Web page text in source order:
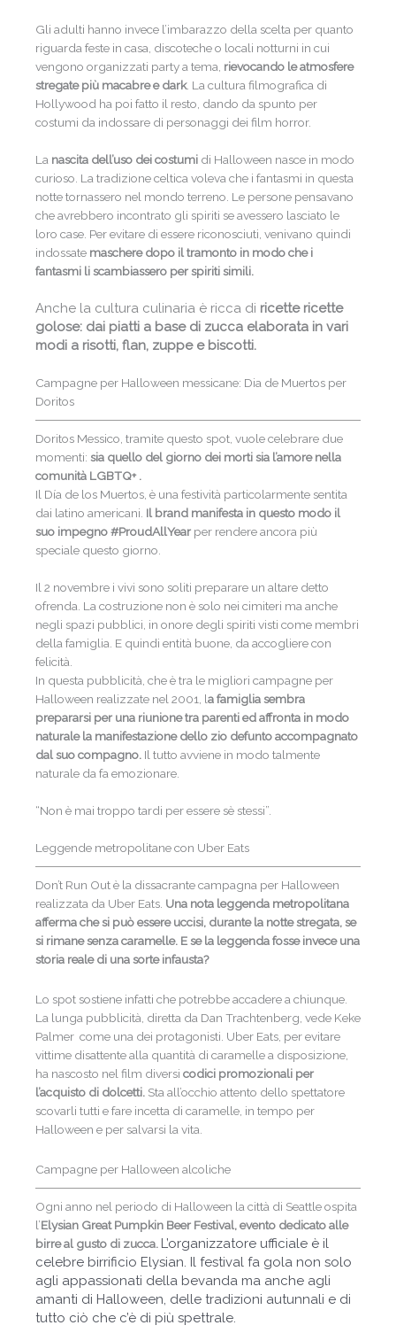
Gli adulti hanno invece l’imbarazzo della scelta per quanto
riguarda feste in casa, discoteche o locali notturni in cui
vengono organizzati party a tema, rievocando le atmosfere
stregate più macabre e dark. La cultura filmografica di
Hollywood ha poi fatto il resto, dando da spunto per
costumi da indossare di personaggi dei film horror.
La nascita dell’uso dei costumi di Halloween nasce in modo
curioso. La tradizione celtica voleva che i fantasmi in questa
notte tornassero nel mondo terreno. Le persone pensavano
che avrebbero incontrato gli spiriti se avessero lasciato le
loro case. Per evitare di essere riconosciuti, venivano quindi
indossate maschere dopo il tramonto in modo che i
fantasmi li scambiassero per spiriti simili.
Anche la cultura culinaria è ricca di ricette ricette
golose: dai piatti a base di zucca elaborata in vari
modi a risotti, flan, zuppe e biscotti.
Campagne per Halloween messicane: Dia de Muertos per
Doritos
Doritos Messico, tramite questo spot, vuole celebrare due
momenti: sia quello del giorno dei morti sia l’amore nella
comunità LGBTQ+ .
Il Día de los Muertos, è una festività particolarmente sentita
dai latino americani. Il brand manifesta in questo modo il
suo impegno #ProudAllYear per rendere ancora più
speciale questo giorno.
Il 2 novembre i vivi sono soliti preparare un altare detto
ofrenda. La costruzione non è solo nei cimiteri ma anche
negli spazi pubblici, in onore degli spiriti visti come membri
della famiglia. E quindi entità buone, da accogliere con
felicità.
In questa pubblicità, che è tra le migliori campagne per
Halloween realizzate nel 2001, la famiglia sembra
prepararsi per una riunione tra parenti ed affronta in modo
naturale la manifestazione dello zio defunto accompagnato
dal suo compagno. Il tutto avviene in modo talmente
naturale da fa emozionare.
“Non è mai troppo tardi per essere sè stessi”.
Leggende metropolitane con Uber Eats
Don’t Run Out è la dissacrante campagna per Halloween
realizzata da Uber Eats. Una nota leggenda metropolitana
afferma che si può essere uccisi, durante la notte stregata, se
si rimane senza caramelle. E se la leggenda fosse invece una
storia reale di una sorte infausta?
Lo spot sostiene infatti che potrebbe accadere a chiunque.
La lunga pubblicità, diretta da Dan Trachtenberg, vede Keke
Palmer come una dei protagonisti. Uber Eats, per evitare
vittime disattente alla quantità di caramelle a disposizione,
ha nascosto nel film diversi codici promozionali per
l’acquisto di dolcetti. Sta all’occhio attento dello spettatore
scovarli tutti e fare incetta di caramelle, in tempo per
Halloween e per salvarsi la vita.
Campagne per Halloween alcoliche
Ogni anno nel periodo di Halloween la città di Seattle ospita
l’Elysian Great Pumpkin Beer Festival, evento dedicato alle
birre al gusto di zucca. L’organizzatore ufficiale è il
celebre birrificio Elysian. Il festival fa gola non solo
agli appassionati della bevanda ma anche agli
amanti di Halloween, delle tradizioni autunnali e di
tutto ciò che c’è di più spettrale.
Ti piace il Digital